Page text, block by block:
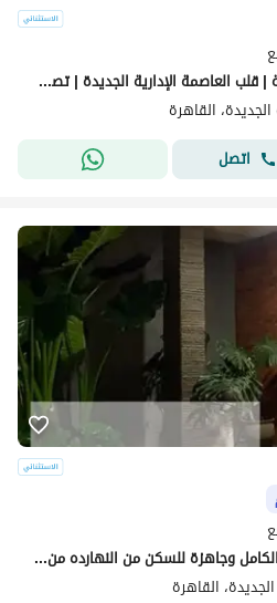
فيلا للبيع في R7 جاهزة للمعاينة | قلب العاصمة الإدارية الجديدة | تصميم فاخر وخدمات متكاملة
القاهرة
اتصل
فيلا ستاندالون 420م متشطبة بالكامل وجاهزة للسكن من النهارده من لاڤيستا و بڤيو بول و لاندسكيب
القاهرة